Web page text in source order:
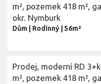
m², pozemek 418 m²,
okr. Nymburk
Dům Rodinný 56m²
Prodej, moderní RD
m², pozemek 418 m²,